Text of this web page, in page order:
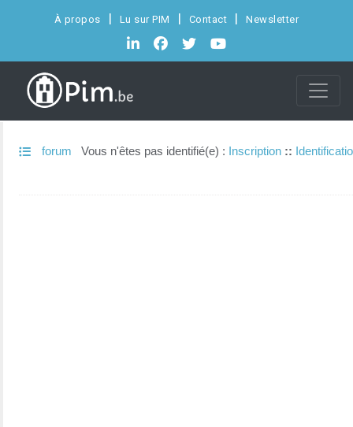
À propos Lu sur PIM Contact Newsletter
forum Vous n'êtes pas identifié(e) : Inscription ::